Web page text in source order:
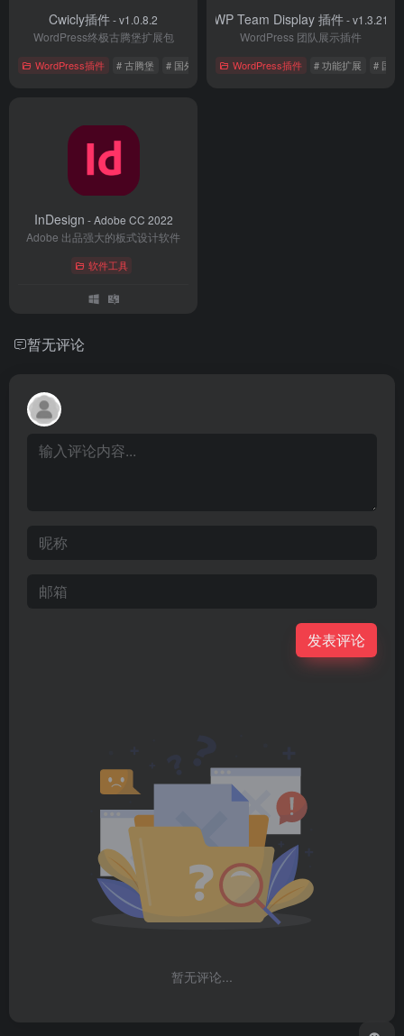
Cwicly插件- v1.0.8.2
WordPress终极古腾堡扩展包
WordPress插件 # 古腾堡 # 国外插件 # 编辑器
WP Team Display 插件- v1.3.21
WordPress 团队展示插件
WordPress插件 # 功能扩展 # 国外
InDesign - Adobe CC 2022
Adobe 出品强大的板式设计软件
软件工具
暂无评论
发表评论
暂无评论...